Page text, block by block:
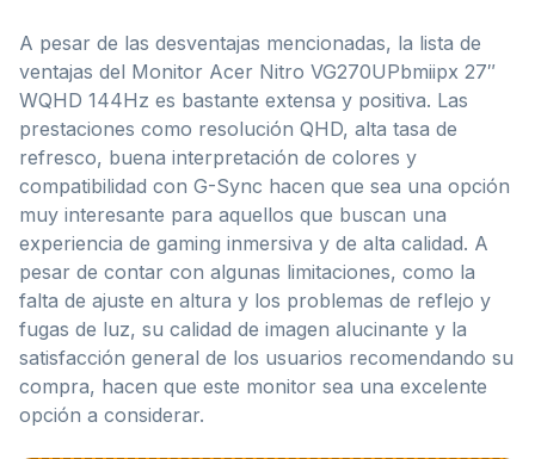
A pesar de las desventajas mencionadas, la lista de
ventajas del Monitor Acer Nitro VG270UPbmiipx 27″
WQHD 144Hz es bastante extensa y positiva. Las
prestaciones como resolución QHD, alta tasa de
refresco, buena interpretación de colores y
compatibilidad con G-Sync hacen que sea una opción
muy interesante para aquellos que buscan una
experiencia de gaming inmersiva y de alta calidad. A
pesar de contar con algunas limitaciones, como la
falta de ajuste en altura y los problemas de reflejo y
fugas de luz, su calidad de imagen alucinante y la
satisfacción general de los usuarios recomendando su
compra, hacen que este monitor sea una excelente
opción a considerar.